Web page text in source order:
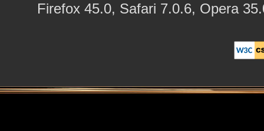
Firefox 45.0, Safari 7.0.6, Opera